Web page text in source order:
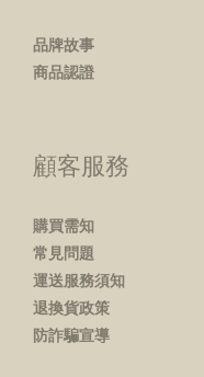
品牌故事
商品認證
顧客服務
購買需知
常見問題
運送服務須知
退換貨政策
防詐騙宣導